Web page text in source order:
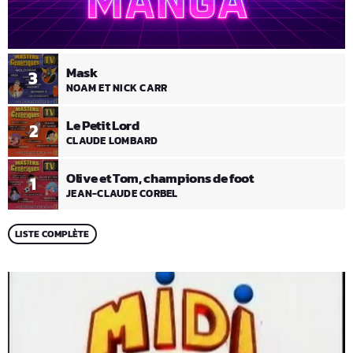
1 Olive et Tom, champions de foot
JEAN-CLAUDE CORBEL
2 Le Petit Lord
CLAUDE LOMBARD
3 Mask
NOAM ET NICK CARR
LISTE COMPLÈTE